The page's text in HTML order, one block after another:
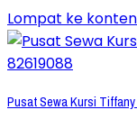
Lompat ke
Pusat Sewa Kursi